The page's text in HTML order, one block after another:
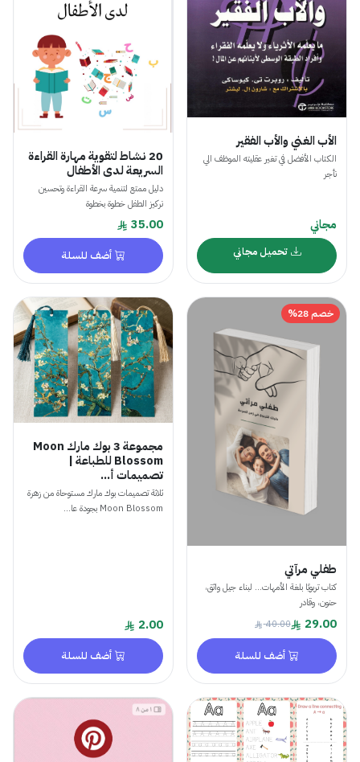
الأب الغني والأب الفقير
الكتاب الأفضل في تغير عقليته الموظف الي
تأجر
مجاني
تحميل مجاني
20 نشاط لتقوية مهارة القراءة
السريعة لدى الأطفال
دليل ممتع لتنمية سرعة القراءة وتحسين
تركيز الطفل خطوة بخطوة
35.00
أضف للسلة
خصم 28%
طفلي مرآتي
كتاب تربويًا بلغة الأمهات… لبناء جيل واثق،
حنون، وقادر
29.00
40.00
أضف للسلة
مجموعة 3 بوك مارك Moon
Blossom للطباعة |
تصميمات أ...
ثلاثة تصميمات بوك مارك مستوحاة من زهرة
Moon Blossom بجودة عا...
2.00
أضف للسلة